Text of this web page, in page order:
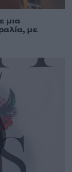
μια
με